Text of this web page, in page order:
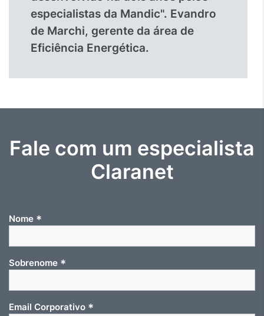
especialistas da Mandic". Evandro
de Marchi, gerente da área de
Eficiência Energética.
Fale com um especialista
Claranet
Nome *
Sobrenome *
Email Corporativo *